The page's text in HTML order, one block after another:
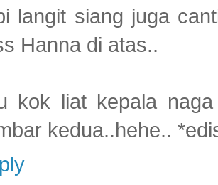
langit siang juga
Hanna di atas..
kok liat kepala
kedua..hehe..